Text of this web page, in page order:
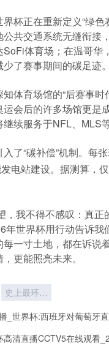
杯正在重新定义“绿
共交通系统无缝衔接
体育场；在温哥
了赛事期间的碳足迹。
体育场馆的“后赛事
会后的许多场馆更是
续服务于NFL、MLS
了“碳补偿”机制。每
电站建设。据测算，
，我不得不感叹：真
年世界杯用行动告诉
一寸土地，都在诉说
更能照亮未来。
史上最环保
实现
_世界杯:西班牙对葡萄牙
高清直播CCTV5在线观看